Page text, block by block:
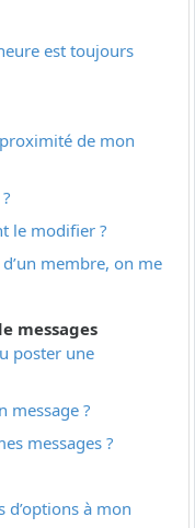
est toujours
de mon
le modifier ?
d’un membre, on me
messages
poster une
message ?
messages ?
à mon